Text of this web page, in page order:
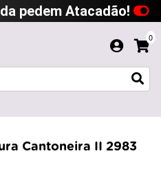
pedem Atacadão!
0
Cantoneira II 2983